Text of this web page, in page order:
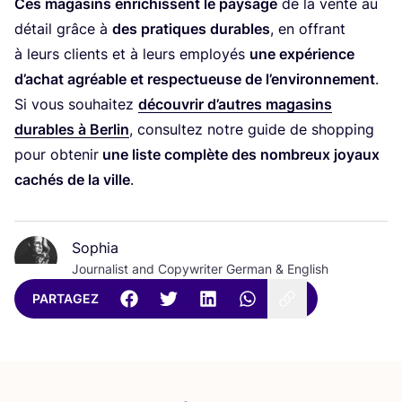
détail grâce à des pra­tiques durables, en offrant
à leurs clients et à leurs employés une expé­rience
d’a­chat agréable et res­pec­tueuse de l’en­vi­ron­ne­ment.
Si vous sou­hai­tez décou­vrir d’autres maga­sins
durables à Ber­lin, consul­tez notre guide de shop­ping
pour obte­nir une liste com­plète des nom­breux joyaux
cachés de la ville.
Sophia
Journalist and Copywriter German & English
PARTAGEZ